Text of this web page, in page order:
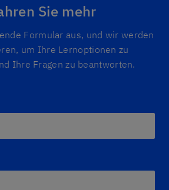
Sie mehr
Formular aus, und wir werden
um Ihre Lernoptionen zu
Ihre Fragen zu beantworten.